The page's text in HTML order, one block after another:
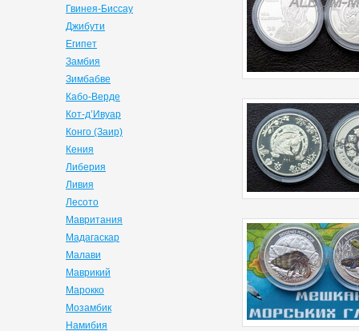
Гвинея-Биссау
Джибути
Египет
Замбия
Зимбабве
Кабо-Верде
Кот-д’Ивуар
Конго (Заир)
Кения
Либерия
Ливия
Лесото
Мавритания
Мадагаскар
Малави
Маврикий
Марокко
Мозамбик
Намибия